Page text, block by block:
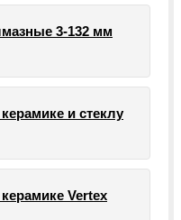
3-132 мм
и стеклу
Vertex